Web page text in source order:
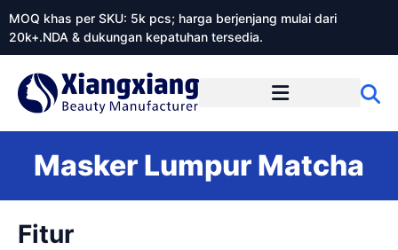
MOQ khas per SKU: 5k pcs; harga berjenjang mulai dari
20k+.NDA & dukungan kepatuhan tersedia.
Masker Lumpur Matcha
Fitur